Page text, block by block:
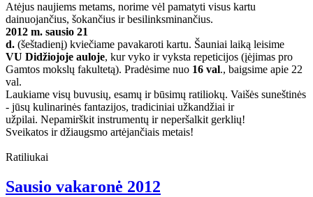
Atėjus naujiems metams, norime vėl pamatyti visus kartu
dainuojančius, šokančius ir besilinksminančius.
2012 m. sausio 21
d. (šeštadienį) kviečiame pavakaroti kartu. Šauniai laiką leisime
VU Didžiojoje auloje, kur vyko ir vyksta repeticijos (įėjimas pro
Gamtos mokslų fakultetą). Pradėsime nuo 16 val., baigsime apie 22
val.
Laukiame visų buvusių, esamų ir būsimų ratiliokų. Vaišės suneštinės
- jūsų kulinarinės fantazijos, tradiciniai užkandžiai ir
užpilai. Nepamirškit instrumentų ir neperšalkit gerklių!
Sveikatos ir džiaugsmo artėjančiais metais!
Ratiliukai
Sausio vakaronė 2012